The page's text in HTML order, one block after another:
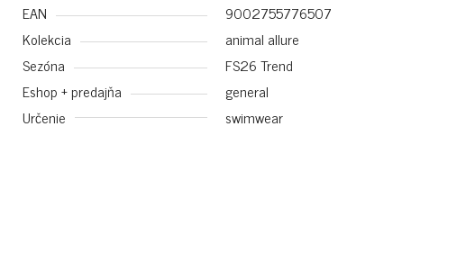
EAN
9002755776507
Kolekcia
animal allure
Sezóna
FS26 Trend
Eshop + predajňa
general
Určenie
swimwear